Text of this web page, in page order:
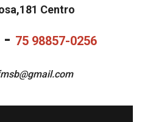
Centro
- 75 98857-0256